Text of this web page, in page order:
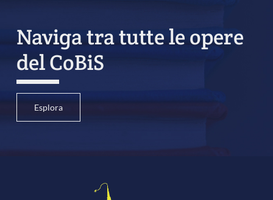
Naviga tra tutte le opere
del CoBiS
Esplora